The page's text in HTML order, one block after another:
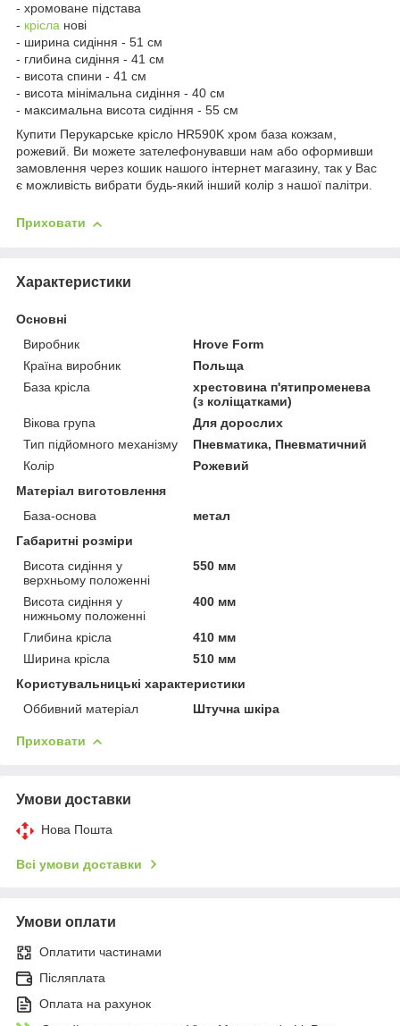
- хромоване підстава
- крісла нові
- ширина сидіння - 51 см
- глибина сидіння - 41 см
- висота спини - 41 см
- висота мінімальна сидіння - 40 см
- максимальна висота сидіння - 55 см
Купити Перукарське крісло HR590K хром база кожзам,
рожевий. Ви можете зателефонувавши нам або оформивши
замовлення через кошик нашого інтернет магазину, так у Вас
є можливість вибрати будь-який інший колір з нашої палітри.
Приховати
Характеристики
Основні
Виробник
Hrove Form
Країна виробник
Польща
База крісла
хрестовина п'ятипроменева
(з коліщатками)
Вікова група
Для дорослих
Тип підйомного механізму
Пневматика, Пневматичний
Колір
Рожевий
Матеріал виготовлення
База-основа
метал
Габаритні розміри
Висота сидіння у
верхньому положенні
550 мм
Висота сидіння у
нижньому положенні
400 мм
Глибина крісла
410 мм
Ширина крісла
510 мм
Користувальницькі характеристики
Оббивний матеріал
Штучна шкіра
Приховати
Умови доставки
Нова Пошта
Всі умови доставки
Умови оплати
Оплатити частинами
Післяплата
Оплата на рахунок